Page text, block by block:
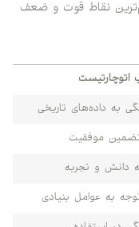
نقاط قوت و ضعف
اتوچارتیست
به داده‌های تاریخی
موفقیت
دانش و تجربه
به عوامل بنیادی